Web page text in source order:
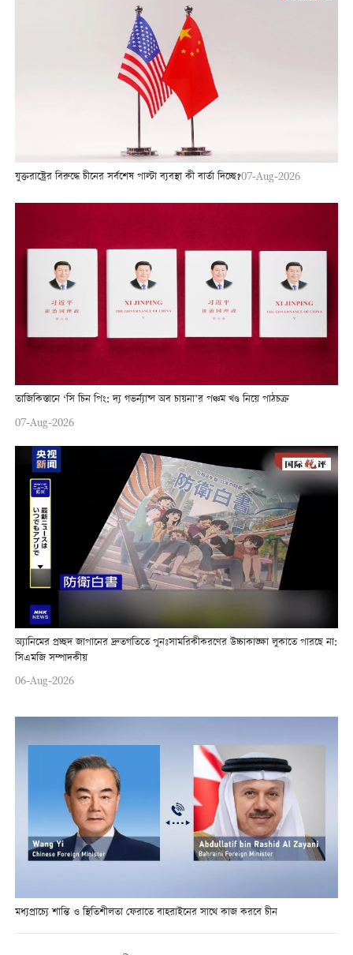
যুক্তরাষ্ট্রের বিরুদ্ধে চীনের সর্বশেষ পাল্টা ব্যবস্থা কী বার্তা দিচ্ছে?07-Aug-2026
তাজিকিস্তানে ‘সি চিন পিং: দ্য গভর্ন্যান্স অব চায়না’র পঞ্চম খণ্ড নিয়ে পাঠচক্র
07-Aug-2026
অ্যানিমের প্রচ্ছদ জাপানের দ্রুতগতিতে পুনঃসামরিকীকরণের উচ্চাকাঙ্ক্ষা লুকাতে পারছে না:
সিএমজি সম্পাদকীয়
06-Aug-2026
মধ্যপ্রাচ্যে শান্তি ও স্থিতিশীলতা ফেরাতে বাহরাইনের সাথে কাজ করবে চীন